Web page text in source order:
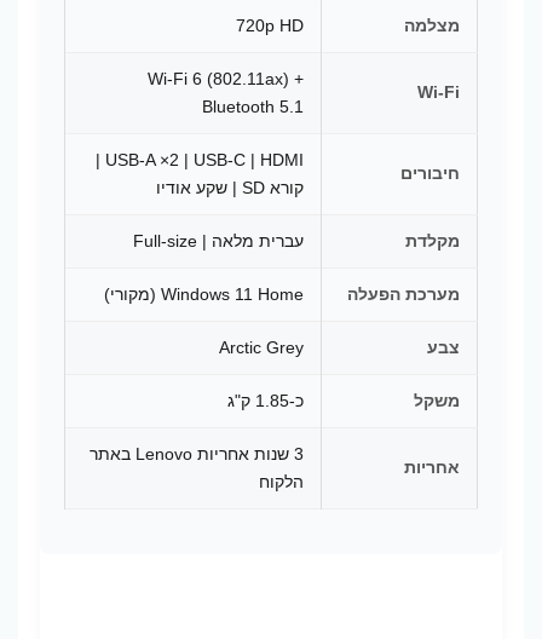
מצלמה 720p HD
Wi-Fi
Wi-Fi 6 (802.11ax) +
Bluetooth 5.1
חיבורים
USB-A ×2 | USB-C | HDMI |
קורא SD | שקע אודיו
מקלדת עברית מלאה | Full-size
מערכת הפעלה Windows 11 Home (מקורי)
צבע Arctic Grey
משקל כ-1.85 ק"ג
אחריות
3 שנות אחריות Lenovo באתר
הלקוח